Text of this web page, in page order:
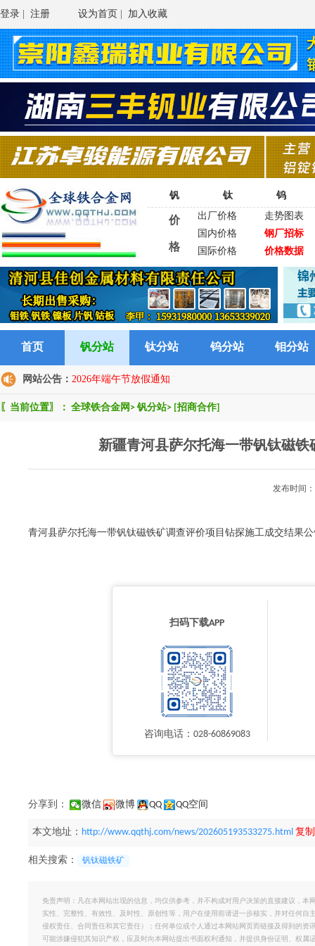
登录 注册 设为首页 加入收藏
钒 钛 钨
价
格
出厂价格
走势图表
国内价格
钢厂招标
国际价格
价格数据
首页 钒分站 钛分站 钨分站 钼分站
网站公告： 2026年端午节放假通知
〖当前位置〗： 全球铁合金网 > 钒分站> [招商合作]
新疆青河县萨尔托海一带钒钛磁
发布时间
青河县萨尔托海一带钒钛磁铁矿调查评价项目钻探施工成交结果
扫码下载APP
咨询电话：028-60869083
分享到： 微信 微博 QQ QQ空间
本文地址： http://www.qqthj.com/news/202605193533275.html 复
相关搜索： 钒钛磁铁矿
免责声明：凡在本网站出现的信息，均仅供参考，并不构成对用户决策的直接建议，
实性、完整性、有效性、及时性、原创性等，用户在使用前请进一步核实，并对任何
侵权责任、合同责任和其它责任）；任何单位或个人通过本网站网页而链接及得到的
可能涉嫌侵犯其知识产权，应及时向本网站提出书面权利通知，并提供身份证明、权